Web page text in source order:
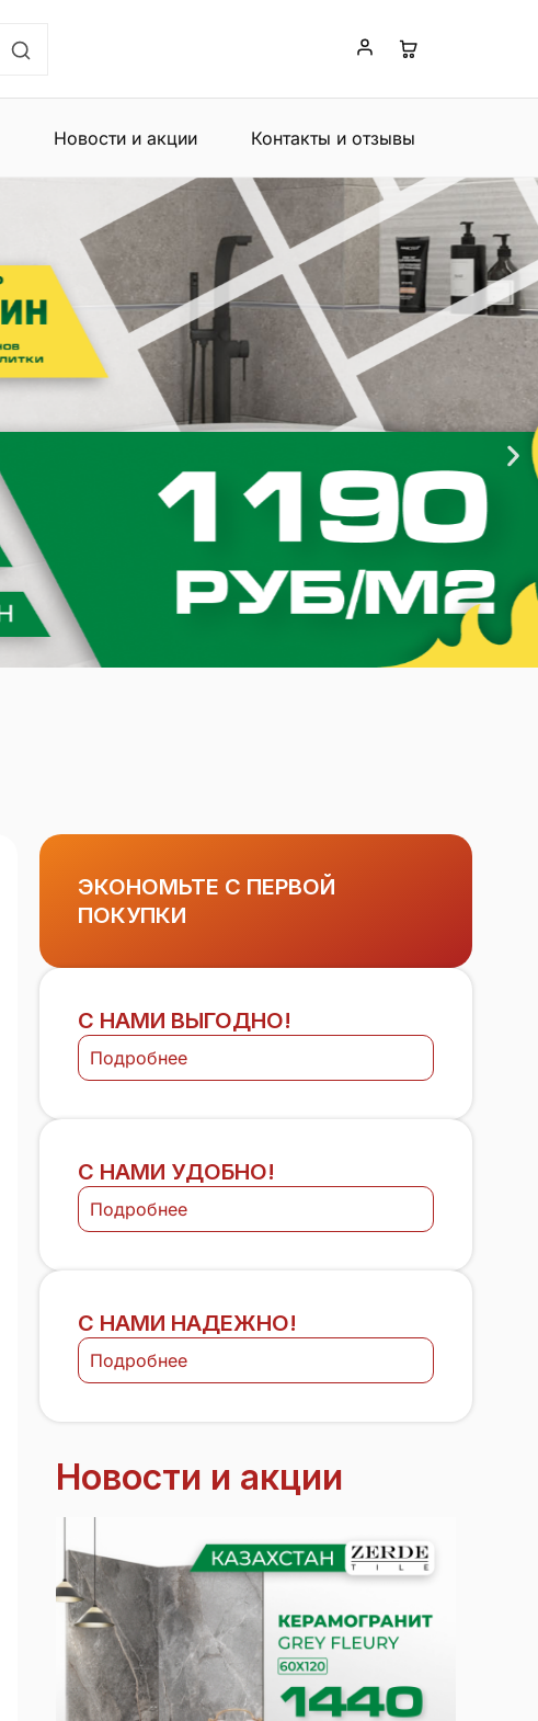
Новости и акции Контакты и отзывы
ЭКОНОМЬТЕ С ПЕРВОЙ
ПОКУПКИ
С НАМИ ВЫГОДНО!
Подробнее
С НАМИ УДОБНО!
Подробнее
С НАМИ НАДЕЖНО!
Подробнее
Новости и акции